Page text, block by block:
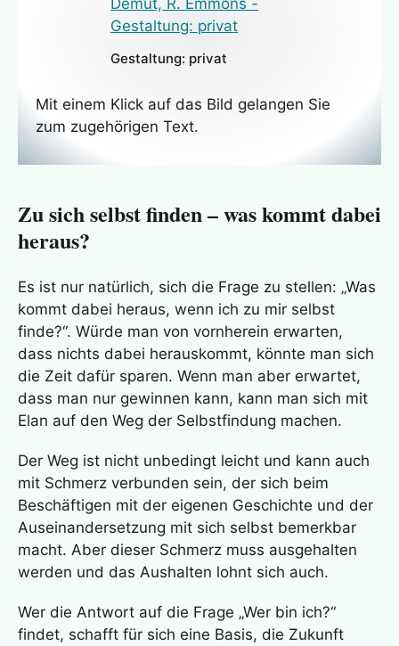
Gestaltung: privat
Mit einem Klick auf das Bild gelangen Sie
zum zugehörigen Text.
Zu sich selbst finden – was kommt dabei
heraus?
Es ist nur natürlich, sich die Frage zu stellen: „Was
kommt dabei heraus, wenn ich zu mir selbst
finde?“. Würde man von vornherein erwarten,
dass nichts dabei herauskommt, könnte man sich
die Zeit dafür sparen. Wenn man aber erwartet,
dass man nur gewinnen kann, kann man sich mit
Elan auf den Weg der Selbstfindung machen.
Der Weg ist nicht unbedingt leicht und kann auch
mit Schmerz verbunden sein, der sich beim
Beschäftigen mit der eigenen Geschichte und der
Auseinandersetzung mit sich selbst bemerkbar
macht. Aber dieser Schmerz muss ausgehalten
werden und das Aushalten lohnt sich auch.
Wer die Antwort auf die Frage „Wer bin ich?“
findet, schafft für sich eine Basis, die Zukunft